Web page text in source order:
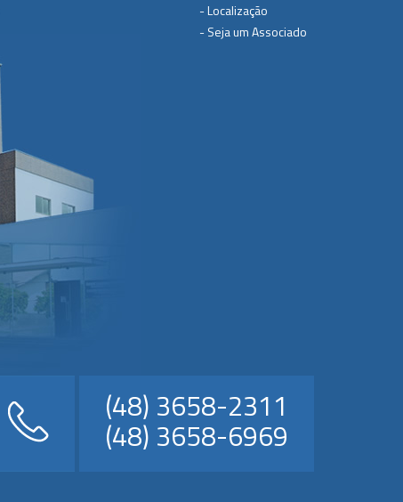
- Localização
- Seja um Associado
(48) 3658-2311
(48) 3658-6969